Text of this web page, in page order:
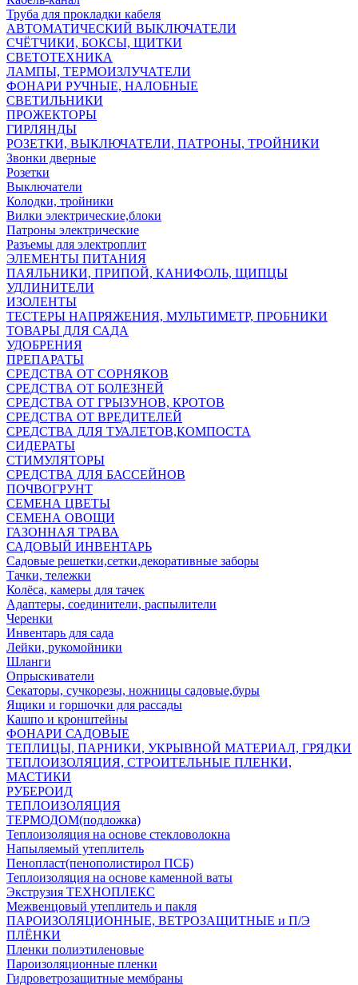
Труба для прокладки кабеля
АВТОМАТИЧЕСКИЙ ВЫКЛЮЧАТЕЛИ
СЧЁТЧИКИ, БОКСЫ, ЩИТКИ
СВЕТОТЕХНИКА
ЛАМПЫ, ТЕРМОИЗЛУЧАТЕЛИ
ФОНАРИ РУЧНЫЕ, НАЛОБНЫЕ
СВЕТИЛЬНИКИ
ПРОЖЕКТОРЫ
ГИРЛЯНДЫ
РОЗЕТКИ, ВЫКЛЮЧАТЕЛИ, ПАТРОНЫ, ТРОЙНИКИ
Звонки дверные
Розетки
Выключатели
Колодки, тройники
Вилки электрические,блоки
Патроны электрические
Разъемы для электроплит
ЭЛЕМЕНТЫ ПИТАНИЯ
ПАЯЛЬНИКИ, ПРИПОЙ, КАНИФОЛЬ, ЩИПЦЫ
УДЛИНИТЕЛИ
ИЗОЛЕНТЫ
ТЕСТЕРЫ НАПРЯЖЕНИЯ, МУЛЬТИМЕТР, ПРОБНИКИ
ТОВАРЫ ДЛЯ САДА
УДОБРЕНИЯ
ПРЕПАРАТЫ
СРЕДСТВА ОТ СОРНЯКОВ
СРЕДСТВА ОТ БОЛЕЗНЕЙ
СРЕДСТВА ОТ ГРЫЗУНОВ, КРОТОВ
СРЕДСТВА ОТ ВРЕДИТЕЛЕЙ
СРЕДСТВА ДЛЯ ТУАЛЕТОВ,КОМПОСТА
СИДЕРАТЫ
СТИМУЛЯТОРЫ
СРЕДСТВА ДЛЯ БАССЕЙНОВ
ПОЧВОГРУНТ
СЕМЕНА ЦВЕТЫ
СЕМЕНА ОВОЩИ
ГАЗОННАЯ ТРАВА
САДОВЫЙ ИНВЕНТАРЬ
Садовые решетки,сетки,декоративные заборы
Тачки, тележки
Колёса, камеры для тачек
Адаптеры, соединители, распылители
Черенки
Инвентарь для сада
Лейки, рукомойники
Шланги
Опрыскиватели
Секаторы, сучкорезы, ножницы садовые,буры
Ящики и горшочки для рассады
Кашпо и кронштейны
ФОНАРИ САДОВЫЕ
ТЕПЛИЦЫ, ПАРНИКИ, УКРЫВНОЙ МАТЕРИАЛ, ГРЯДКИ
ТЕПЛОИЗОЛЯЦИЯ, СТРОИТЕЛЬНЫЕ ПЛЕНКИ,
МАСТИКИ
РУБЕРОИД
ТЕПЛОИЗОЛЯЦИЯ
ТЕРМОДОМ(подложка)
Теплоизоляция на основе стекловолокна
Напыляемый утеплитель
Пенопласт(пенополистирол ПСБ)
Теплоизоляция на основе каменной ваты
Экструзия ТЕХНОПЛЕКС
Межвенцовый утеплитель и пакля
ПАРОИЗОЛЯЦИОННЫЕ, ВЕТРОЗАЩИТНЫЕ и П/Э
ПЛЁНКИ
Пленки полиэтиленовые
Пароизоляционные пленки
Гидроветрозащитные мембраны